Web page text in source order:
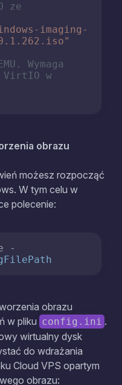
ze
imaging-
Wymaga
VirtIO w
obrazu
możesz rozpocząć
W tym celu w
polecenie:
-
obrazu
w pliku config.ini .
wirtualny dysk
do wdrażania
Cloud VPS opartym
obrazu: